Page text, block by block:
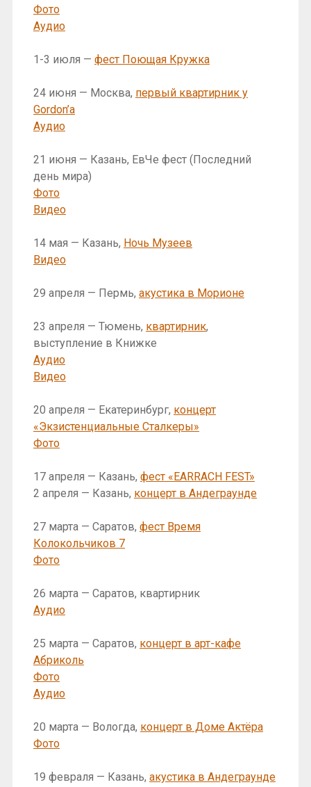
Фото
Аудио
1-3 июля — фест Поющая Кружка
24 июня — Москва, первый квартирник у
Gordon’a
Аудио
21 июня — Казань, ЕвЧе фест (Последний
день мира)
Фото
Видео
14 мая — Казань, Ночь Музеев
Видео
29 апреля — Пермь, акустика в Морионе
23 апреля — Тюмень, квартирник,
выступление в Книжке
Аудио
Видео
20 апреля — Екатеринбург, концерт
«Экзистенциальные Сталкеры»
Фото
17 апреля — Казань, фест «EARRACH FEST»
2 апреля — Казань, концерт в Андеграунде
27 марта — Саратов, фест Время
Колокольчиков 7
Фото
26 марта — Саратов, квартирник
Аудио
25 марта — Саратов, концерт в арт-кафе
Абриколь
Фото
Аудио
20 марта — Вологда, концерт в Доме Актёра
Фото
19 февраля — Казань, акустика в Андеграунде